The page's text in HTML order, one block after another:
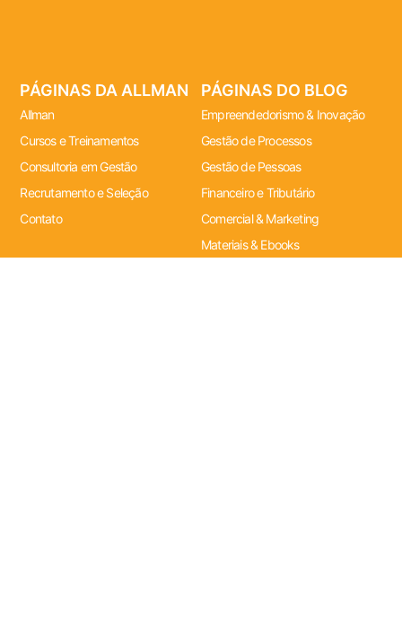
PÁGINAS DA ALLMAN
Allman
Cursos e Treinamentos
Consultoria em Gestão
Recrutamento e Seleção
Contato
PÁGINAS DO BLOG
Empreendedorismo & Inovação
Gestão de Processos
Gestão de Pessoas
Financeiro e Tributário
Comercial & Marketing
Materiais & Ebooks